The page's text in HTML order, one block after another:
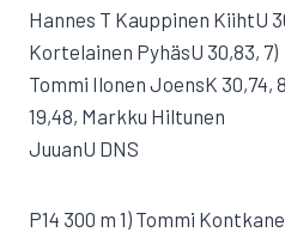
Hannes T Kauppinen KiihtU
Kortelainen PyhäsU 30,83, 7)
Tommi Ilonen JoensK 30,74,
19,48, Markku Hiltunen
JuuanU DNS
P14 300 m 1) Tommi